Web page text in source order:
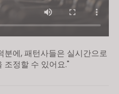
분에, 패턴사들은 실시간으로
조정할 수 있어요."